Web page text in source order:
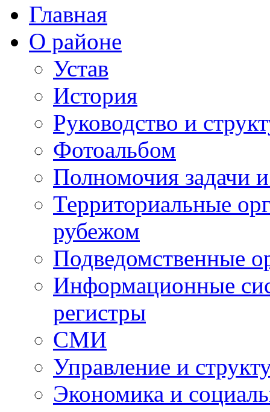
Главная
О районе
Устав
История
Руководство и
Фотоальбом
Полномочия задачи
Территориальные
рубежом
Подведомственные
Информационные
регистры
СМИ
Управление и
Экономика и